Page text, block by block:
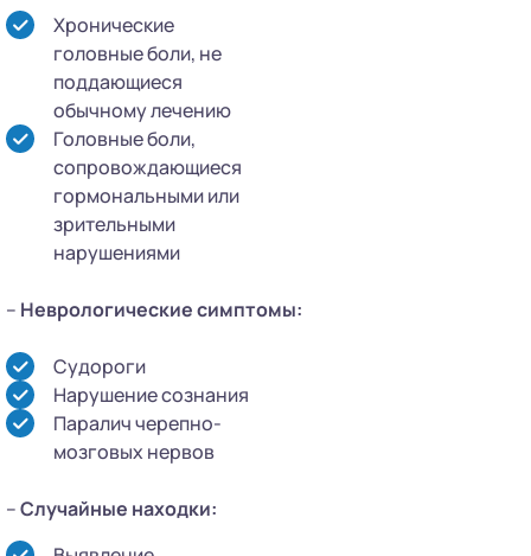
Хронические
головные боли, не
поддающиеся
обычному лечению
Головные боли,
сопровождающиеся
гормональными или
зрительными
нарушениями
– Неврологические симптомы:
Судороги
Нарушение сознания
Паралич черепно-
мозговых нервов
–Случайные находки: